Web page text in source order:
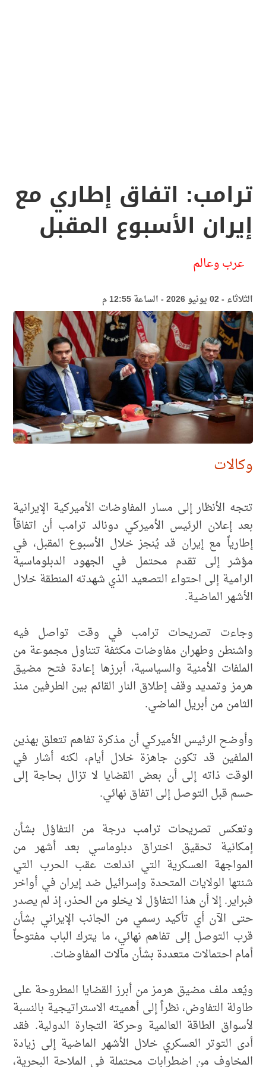
ترامب: اتفاق إطاري مع
إيران الأسبوع المقبل
عرب وعالم
الثلاثاء - 02 يونيو 2026 - الساعة 12:55 م
وكالات
تتجه الأنظار إلى مسار المفاوضات الأميركية الإيرانية
بعد إعلان الرئيس الأميركي دونالد ترامب أن اتفاقاً
إطارياً مع إيران قد يُنجز خلال الأسبوع المقبل، في
مؤشر إلى تقدم محتمل في الجهود الدبلوماسية
الرامية إلى احتواء التصعيد الذي شهدته المنطقة خلال
الأشهر الماضية.
وجاءت تصريحات ترامب في وقت تواصل فيه
واشنطن وطهران مفاوضات مكثفة تتناول مجموعة من
الملفات الأمنية والسياسية، أبرزها إعادة فتح مضيق
هرمز وتمديد وقف إطلاق النار القائم بين الطرفين منذ
الثامن من أبريل الماضي.
وأوضح الرئيس الأميركي أن مذكرة تفاهم تتعلق بهذين
الملفين قد تكون جاهزة خلال أيام، لكنه أشار في
الوقت ذاته إلى أن بعض القضايا لا تزال بحاجة إلى
حسم قبل التوصل إلى اتفاق نهائي.
وتعكس تصريحات ترامب درجة من التفاؤل بشأن
إمكانية تحقيق اختراق دبلوماسي بعد أشهر من
المواجهة العسكرية التي اندلعت عقب الحرب التي
شنتها الولايات المتحدة وإسرائيل ضد إيران في أواخر
فبراير. إلا أن هذا التفاؤل لا يخلو من الحذر، إذ لم يصدر
حتى الآن أي تأكيد رسمي من الجانب الإيراني بشأن
قرب التوصل إلى تفاهم نهائي، ما يترك الباب مفتوحاً
أمام احتمالات متعددة بشأن مآلات المفاوضات.
ويُعد ملف مضيق هرمز من أبرز القضايا المطروحة على
طاولة التفاوض، نظراً إلى أهميته الاستراتيجية بالنسبة
لأسواق الطاقة العالمية وحركة التجارة الدولية. فقد
أدى التوتر العسكري خلال الأشهر الماضية إلى زيادة
المخاوف من اضطرابات محتملة في الملاحة البحرية،